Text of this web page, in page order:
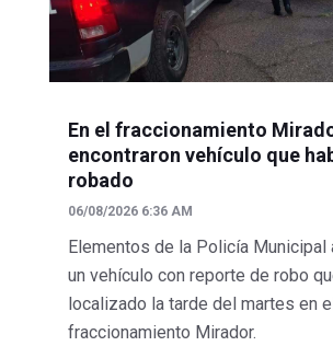
En el fraccionamiento
encontraron vehículo que
robado
06/08/2026 6:36 AM
Elementos de la Policía Municipal
un vehículo con reporte de robo
localizado la tarde del martes en el
fraccionamiento Mirador.